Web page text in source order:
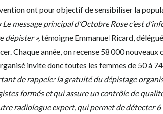
ont pour objectif de sensibiliser la
Le message principal d’Octobre Rose c’est
dépister »,témoigne Emmanuel Ricard,
Chaque année, on recense 58 000 nouveaux
invite donc toutes les femmes de 50 à
de rappeler la gratuité du dépistage
formés et qui assure un contrôle de
radiologue expert, qui permet de détecter 6